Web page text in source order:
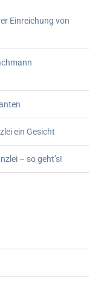
Einreichung von
ein Gesicht
– so geht’s!